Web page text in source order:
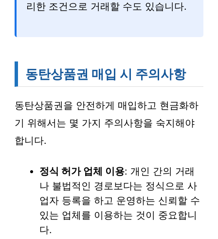
리한 조건으로 거래할 수도 있습니다.
동탄상품권 매입 시 주의사항
동탄상품권을 안전하게 매입하고 현금화하
기 위해서는 몇 가지 주의사항을 숙지해야
합니다.
정식 허가 업체 이용: 개인 간의 거래
나 불법적인 경로보다는 정식으로 사
업자 등록을 하고 운영하는 신뢰할 수
있는 업체를 이용하는 것이 중요합니
다.